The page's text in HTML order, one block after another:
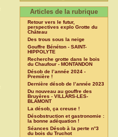
Articles de la rubrique
Retour vers le futur,
perspectives explo Grotte du
Château
Des trous sous la neige
Gouffre Bénéton - SAINT-
HIPPOLYTE
Recherche grotte dans le bois
du Chaufour - MONTANDON
Désob de l’année 2024 -
Première !
Dernière désob de l’année 2023
Du nouveau au gouffre des
Bruyères - VILLARS-LES-
BLAMONT
La désob, ça creuse !
Désobstruction et gastronomie :
la bonne adéquation !
Séances Désob à la perte n°3
du bois du Truchot